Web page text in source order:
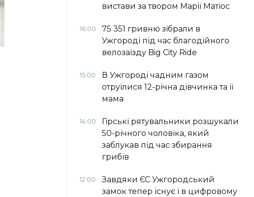
вистави за твором Марії Матіос
16:00
75 351 гривню зібрали в
Ужгороді під час благодійного
велозаїзду Big Сity Ride
15:00
В Ужгороді чадним газом
отруїлися 12-річна дівчинка та її
мама
14:00
Гірські рятувальники розшукали
50-річного чоловіка, який
заблукав під час збирання
грибів
12:00
Завдяки ЄС Ужгородський
замок тепер існує і в цифровому